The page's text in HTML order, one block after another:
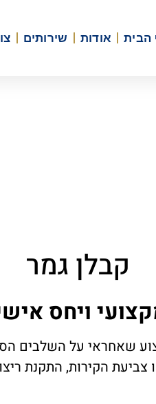
הבית אודות שירותים
קבלן גמר
ויחס
שאחראי על השלבים
הקירות, התקנת